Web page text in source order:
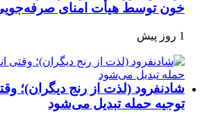
خون توسط هیأت امنای
1 روز پیش
شادنفرود (لذت از رنج دیگران)؛
توجیه حمله تبدیل می‌شود